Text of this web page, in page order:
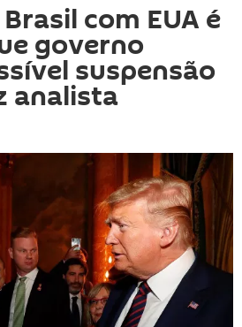
com EUA é
governo
suspensão
analista